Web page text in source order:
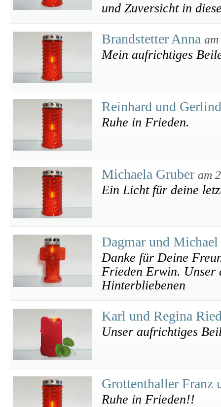
und Zuversicht in
Brandstetter Anna
Mein aufrichtiges
Reinhard und
Ruhe in Frieden.
Michaela Gruber am
Ein Licht für deine
Dagmar und
Danke für Deine
Frieden Erwin. Unser
Hinterbliebenen
Karl und Regina
Unser aufrichtiges
Grottenthaller Franz
Ruhe in Frieden!!